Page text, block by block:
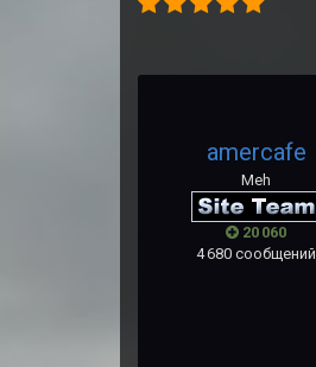
amercafe
Meh
20 060
4 680 сообщений